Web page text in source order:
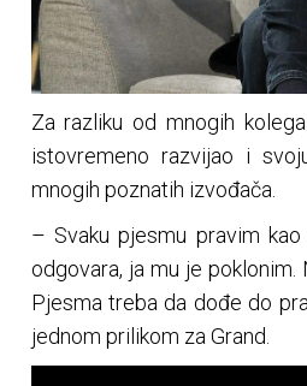
Za razliku od mnogih
istovremeno razvijao i
mnogih poznatih izvođača.
– Svaku pjesmu pravim
odgovara, ja mu je
Pjesma treba da dođe do
jednom prilikom za Grand.